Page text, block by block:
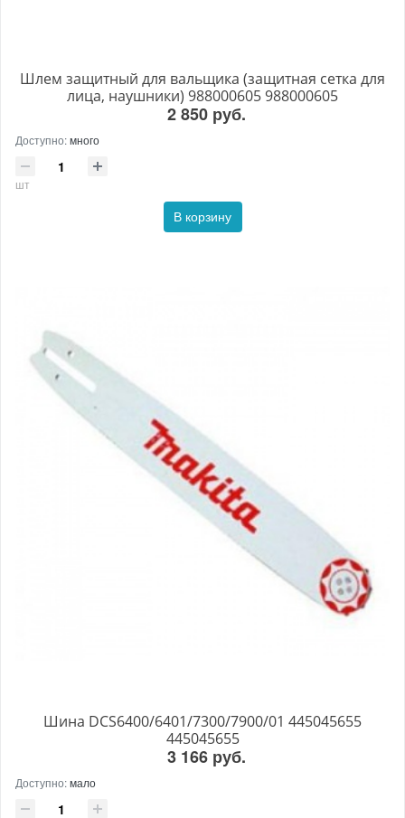
Шлем защитный для вальщика (защитная сетка для
лица, наушники) 988000605 988000605
2 850 руб.
Доступно:много
шт
В корзину
Шина DCS6400/6401/7300/7900/01 445045655
445045655
3 166 руб.
Доступно:мало